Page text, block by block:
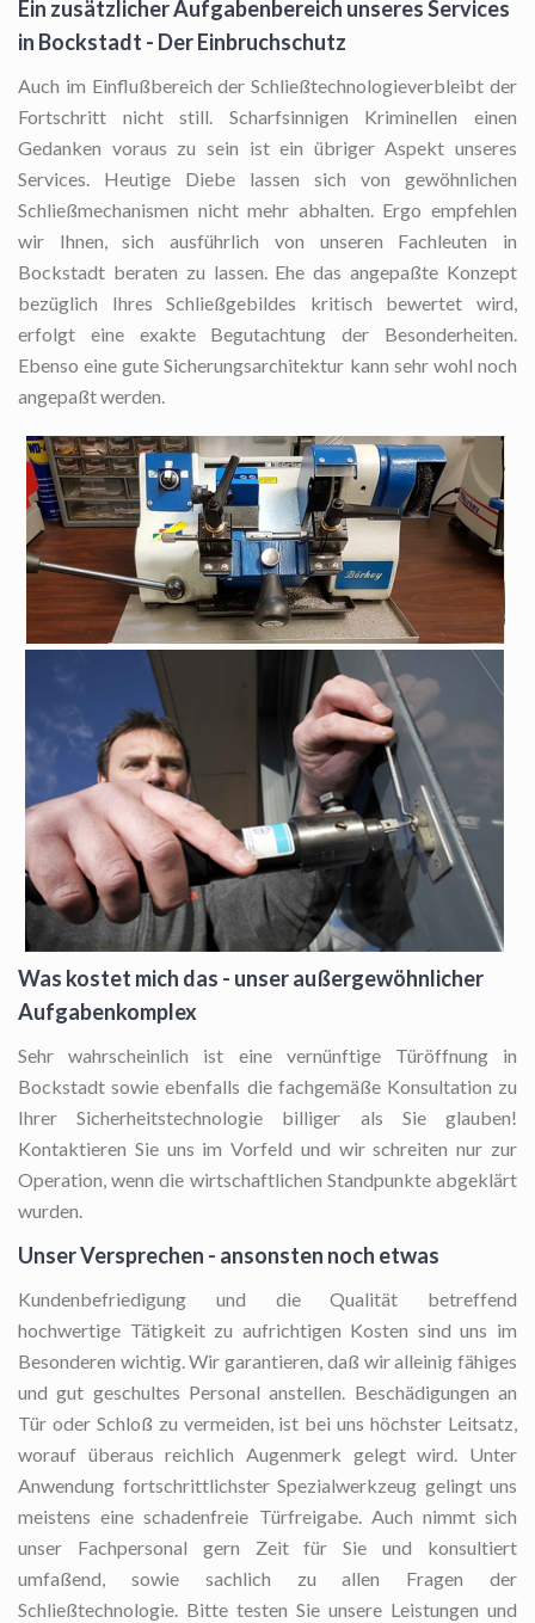
Ein zusätzlicher Aufgabenbereich unseres Services
in Bockstadt - Der Einbruchschutz
Auch im Einflußbereich der Schließtechnologieverbleibt der
Fortschritt nicht still. Scharfsinnigen Kriminellen einen
Gedanken voraus zu sein ist ein übriger Aspekt unseres
Services. Heutige Diebe lassen sich von gewöhnlichen
Schließmechanismen nicht mehr abhalten. Ergo empfehlen
wir Ihnen, sich ausführlich von unseren Fachleuten in
Bockstadt beraten zu lassen. Ehe das angepaßte Konzept
bezüglich Ihres Schließgebildes kritisch bewertet wird,
erfolgt eine exakte Begutachtung der Besonderheiten.
Ebenso eine gute Sicherungsarchitektur kann sehr wohl noch
angepaßt werden.
Was kostet mich das - unser außergewöhnlicher
Aufgabenkomplex
Sehr wahrscheinlich ist eine vernünftige Türöffnung in
Bockstadt sowie ebenfalls die fachgemäße Konsultation zu
Ihrer Sicherheitstechnologie billiger als Sie glauben!
Kontaktieren Sie uns im Vorfeld und wir schreiten nur zur
Operation, wenn die wirtschaftlichen Standpunkte abgeklärt
wurden.
Unser Versprechen - ansonsten noch etwas
Kundenbefriedigung und die Qualität betreffend
hochwertige Tätigkeit zu aufrichtigen Kosten sind uns im
Besonderen wichtig. Wir garantieren, daß wir alleinig fähiges
und gut geschultes Personal anstellen. Beschädigungen an
Tür oder Schloß zu vermeiden, ist bei uns höchster Leitsatz,
worauf überaus reichlich Augenmerk gelegt wird. Unter
Anwendung fortschrittlichster Spezialwerkzeug gelingt uns
meistens eine schadenfreie Türfreigabe. Auch nimmt sich
unser Fachpersonal gern Zeit für Sie und konsultiert
umfaßend, sowie sachlich zu allen Fragen der
Schließtechnologie. Bitte testen Sie unsere Leistungen und